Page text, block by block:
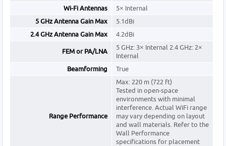
Wi-Fi Antennas
5× Internal
5 GHz Antenna Gain Max
5.1dBi
2.4 GHz Antenna Gain Max
4.2dBi
FEM or PA/LNA
5 GHz: 3× Internal 2.4 GHz: 2×
Internal
Beamforming
True
Range Performance
Max: 220 m (722 ft)
Tested in open-space
environments with minimal
interference. Actual WiFi range
may vary depending on layout
and wall materials. Refer to the
Wall Performance
specifications for placement